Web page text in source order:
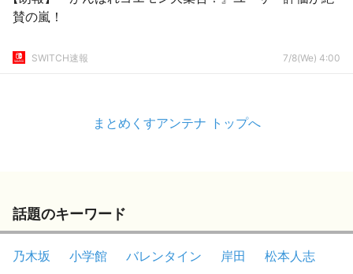
賛の嵐！
SWITCH速報 7/8(We) 4:00
まとめくすアンテナ トップへ
話題のキーワード
乃木坂 小学館 バレンタイン 岸田
松本人志